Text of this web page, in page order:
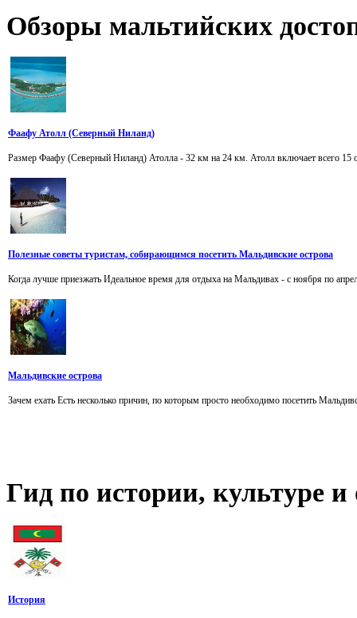
Обзоры мальтийских
Фаафу Атолл (Северный Ниланд)
Размер Фаафу (Северный Ниланд) Атолла - 32 км на 24 км. Атолл включает всего 15
Полезные советы туристам, собирающимся посетить Мальдивские острова
Когда лучше приезжать Идеальное время для отдыха на Мальдивах - с ноября по
Мальдивские острова
Зачем ехать Есть несколько причин, по которым просто необходимо посетить
Гид по истории, культуре
История